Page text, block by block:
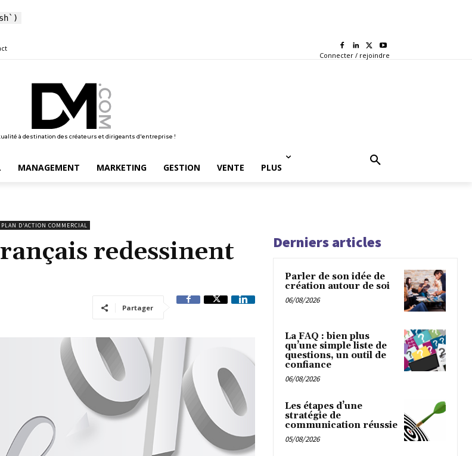
Connecter / rejoindre
à destination des créateurs et dirigeants d'entreprise !
MANAGEMENT MARKETING GESTION VENTE PLUS
PLAN D'ACTION COMMERCIAL
redessinent
Partager
Derniers articles
Parler de son idée de
création autour de soi
06/08/2026
La FAQ : bien plus
qu’une simple liste de
questions, un outil de
confiance
06/08/2026
Les étapes d’une
stratégie de
communication réussie
05/08/2026